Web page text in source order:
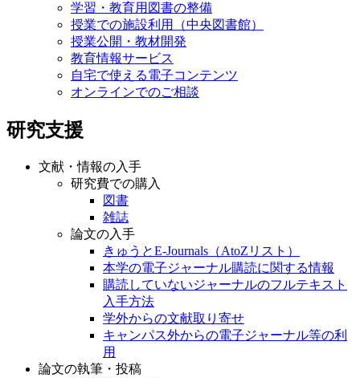
学習・教育用図書の整備
授業での施設利用（中央図書館）
授業公開・教材開発
教育情報サービス
自宅で使える電子コンテンツ
オンラインでのご相談
研究支援
文献・情報の入手
研究費での購入
図書
雑誌
論文の入手
きゅうとE-Journals（AtoZリスト）
本学の電子ジャーナル購読に関する情報
購読していないジャーナルのフルテキスト
入手方法
学外からの文献取り寄せ
キャンパス外からの電子ジャーナル等の利
用
論文の執筆・投稿